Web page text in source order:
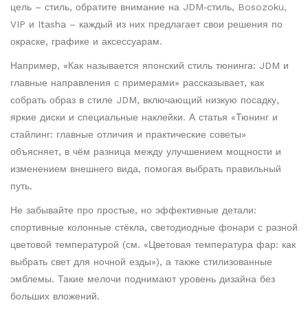
цель – стиль, обратите внимание на JDM‑стиль, Bosozoku,
VIP и Itasha – каждый из них предлагает свои решения по
окраске, графике и аксессуарам.
Например, «Как называется японский стиль тюнинга: JDM и
главные направления с примерами» рассказывает, как
собрать образ в стиле JDM, включающий низкую посадку,
яркие диски и специальные наклейки. А статья «Тюнинг и
стайлинг: главные отличия и практические советы»
объясняет, в чём разница между улучшением мощности и
изменением внешнего вида, помогая выбрать правильный
путь.
Не забывайте про простые, но эффективные детали:
спортивные колонные стёкла, светодиодные фонари с разной
цветовой температурой (см. «Цветовая температура фар: как
выбрать свет для ночной езды»), а также стилизованные
эмблемы. Такие мелочи поднимают уровень дизайна без
больших вложений.